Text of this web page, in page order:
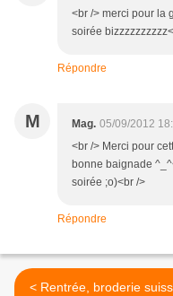
<br /> merci pour la
soirée
Répondre
M Mag. 05/09/2012
<br /> Merci pour
bonne baignade
soirée ;o)<br />
Répondre
< Rentrée, broderie suisse